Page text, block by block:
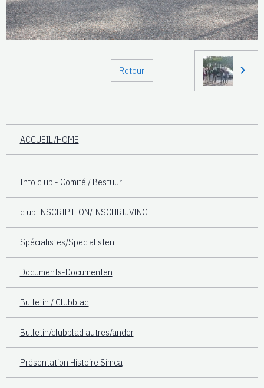
Retour
ACCUEIL/HOME
Info club - Comité / Bestuur
club INSCRIPTION/INSCHRIJVING
Spécialistes/Specialisten
Documents-Documenten
Bulletin / Clubblad
Bulletin/clubblad autres/ander
Présentation Histoire Simca